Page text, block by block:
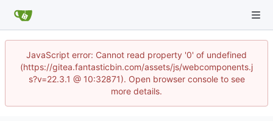
JavaScript error: Cannot read property '0' of undefined
(https://gitea.fantasticbin.com/assets/js/webcomponents.j
s?v=22.3.1 @ 10:32871). Open browser console to see
more details.